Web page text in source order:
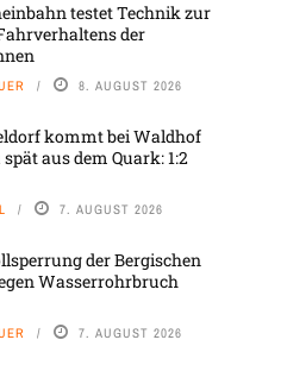
testet Technik zur
der
8. AUGUST 2026
kommt bei Waldhof
aus dem Quark: 1:2
7. AUGUST 2026
der Bergischen
Wasserrohrbruch
7. AUGUST 2026